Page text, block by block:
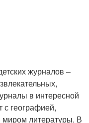
журналов –
в интересной
с географией,
миром литературы. В